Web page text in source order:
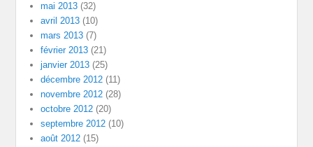
mai 2013 (32)
avril 2013 (10)
mars 2013 (7)
février 2013 (21)
janvier 2013 (25)
décembre 2012 (11)
novembre 2012 (28)
octobre 2012 (20)
septembre 2012 (10)
août 2012 (15)